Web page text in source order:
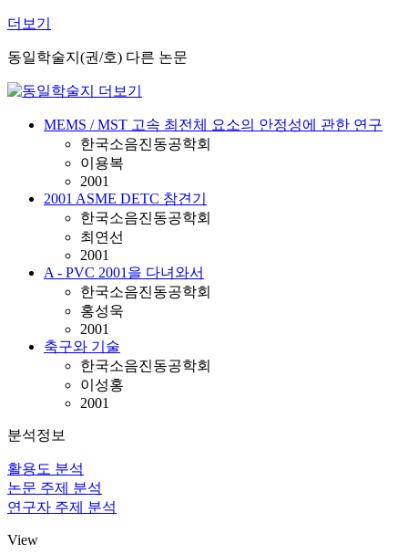
더보기
동일학술지(권/호) 다른 논문
MEMS / MST 고속 최전체 요소의 안정성에 관한 연구
한국소음진동공학회
이용복
2001
2001 ASME DETC 참견기
한국소음진동공학회
최연선
2001
A - PVC 2001을 다녀와서
한국소음진동공학회
홍성욱
2001
축구와 기술
한국소음진동공학회
이성홍
2001
분석정보
활용도 분석
논문 주제 분석
연구자 주제 분석
View